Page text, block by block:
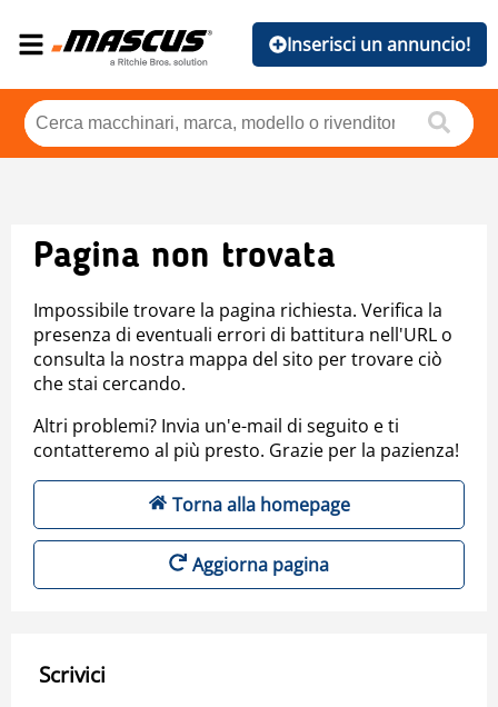
Inserisci un annuncio!
Pagina non trovata
Impossibile trovare la pagina richiesta. Verifica la
presenza di eventuali errori di battitura nell'URL o
consulta la nostra mappa del sito per trovare ciò
che stai cercando.
Altri problemi? Invia un'e-mail di seguito e ti
contatteremo al più presto. Grazie per la pazienza!
Torna alla homepage
Aggiorna pagina
Scrivici